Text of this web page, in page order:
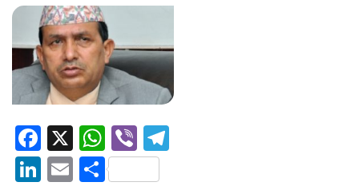
Facebook
X WhatsApp
Viber
LinkedIn
EmailShare